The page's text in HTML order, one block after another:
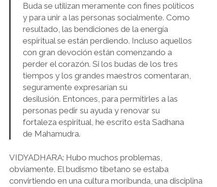
Buda se utilizan meramente con fines políticos
y para unir a las personas socialmente. Como
resultado, las bendiciones de la energía
espiritual se están perdiendo. Incluso aquellos
con gran devoción están comenzando a
perder el corazón. Si los budas de los tres
tiempos y los grandes maestros comentaran,
seguramente expresarían su
desilusión. Entonces, para permitirles a las
personas pedir su ayuda y renovar su
fortaleza espiritual, he escrito esta Sadhana
de Mahamudra.
VIDYADHARA: Hubo muchos problemas,
obviamente. El budismo tibetano se estaba
convirtiendo en una cultura moribunda, una disciplina